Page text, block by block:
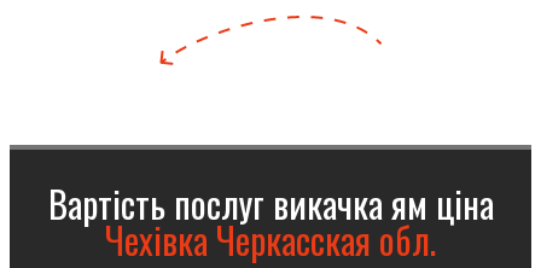
Вартість послуг викачка ям ціна
Чехівка Черкасская обл.